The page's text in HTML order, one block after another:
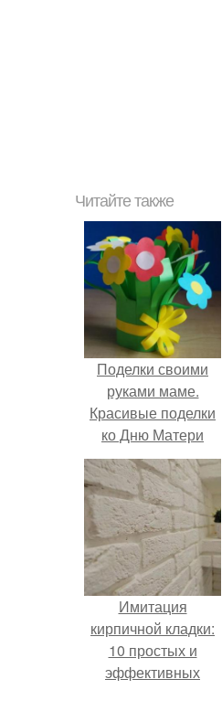
Читайте также
Поделки своими
руками маме.
Красивые поделки
ко Дню Матери
2019 в детском саду
и начальной школе
(поэтапные
инструкции с
шаблонами)
Имитация
кирпичной кладки:
10 простых и
эффективных